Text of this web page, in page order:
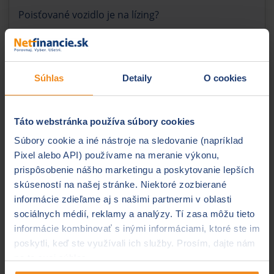
Súhlas Detaily O cookies
Táto webstránka používa súbory cookies
Súbory cookie a iné nástroje na sledovanie (napríklad
Pixel alebo API) používame na meranie výkonu,
prispôsobenie nášho marketingu a poskytovanie lepších
skúseností na našej stránke. Niektoré zozbierané
informácie zdieľame aj s našimi partnermi v oblasti
sociálnych médií, reklamy a analýzy. Tí zasa môžu tieto
informácie kombinovať s inými informáciami, ktoré ste im
poskytli, keď ste využívali ich služby. Prosím, dajte nám
Poisťované vozidlo je na lízing?
áno
Predpokladaný počet km za rok
Platnosť poistenia
Začiatok povinného zmluvného poistenia
Kontaktné údaje